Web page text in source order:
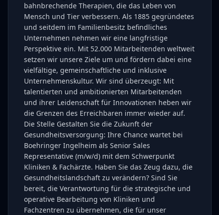
bahnbrechende Therapien, die das Leben von
Mensch und Tier verbessern. Als 1885 gegründetes
und seitdem im Familienbesitz befindliches
Unternehmen nehmen wir eine langfristige
Perspektive ein. Mit 52.000 Mitarbeitenden weltweit
setzen wir unsere Ziele um und fördern dabei eine
vielfältige, gemeinschaftliche und inklusive
Unternehmenskultur. Wir sind überzeugt: Mit
talentierten und ambitionierten Mitarbeitenden
und ihrer Leidenschaft für Innovationen heben wir
die Grenzen des Erreichbaren immer wieder auf.
Die Stelle Gestalten Sie die Zukunft der
Gesundheitsversorgung: Ihre Chance wartet bei
Boehringer Ingelheim als Senior Sales
Representative (m/w/d) mit dem Schwerpunkt
Kliniken & Fachärzte. Haben Sie das Zeug dazu, die
Gesundheitslandschaft zu verändern? Sind Sie
bereit, die Verantwortung für die strategische und
operative Bearbeitung von Kliniken und
Fachzentren zu übernehmen, die für unser